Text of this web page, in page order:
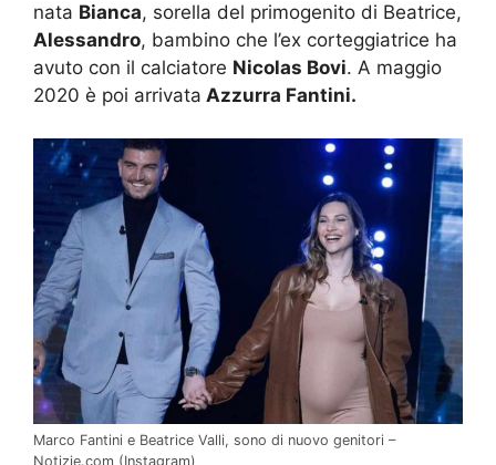
nata Bianca, sorella del primogenito di Beatrice,
Alessandro, bambino che l’ex corteggiatrice ha
avuto con il calciatore Nicolas Bovi. A maggio
2020 è poi arrivata Azzurra Fantini.
Marco Fantini e Beatrice Valli, sono di nuovo genitori –
Notizie.com (Instagram)